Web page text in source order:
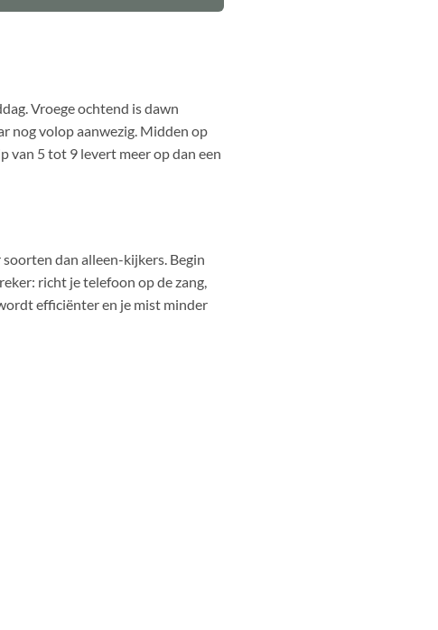
Vroege ochtend is dawn
nog volop aanwezig. Midden op
van 5 tot 9 levert meer op dan een
dan alleen-kijkers. Begin
richt je telefoon op de zang,
efficiënter en je mist minder